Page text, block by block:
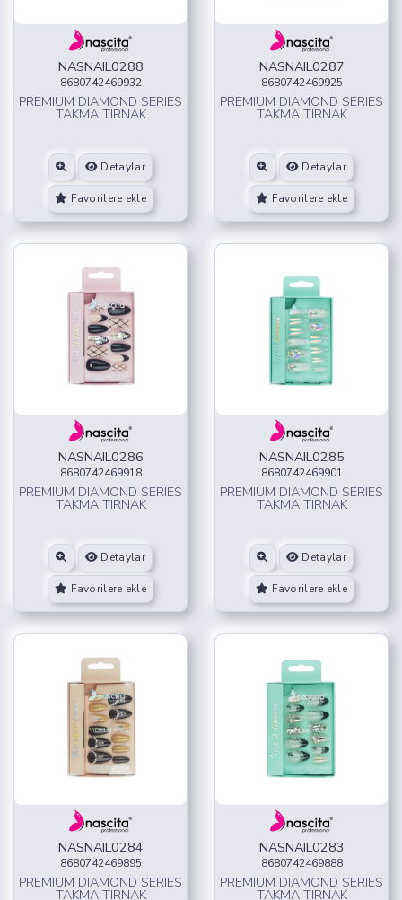
NASNAIL0288
8680742469932
PREMIUM DIAMOND SERIES
TAKMA TIRNAK
Detaylar
Favorilere ekle
NASNAIL0287
8680742469925
PREMIUM DIAMOND SERIES
TAKMA TIRNAK
Detaylar
Favorilere ekle
NASNAIL0286
8680742469918
PREMIUM DIAMOND SERIES
TAKMA TIRNAK
Detaylar
Favorilere ekle
NASNAIL0285
8680742469901
PREMIUM DIAMOND SERIES
TAKMA TIRNAK
Detaylar
Favorilere ekle
NASNAIL0284
8680742469895
PREMIUM DIAMOND SERIES
TAKMA TIRNAK
NASNAIL0283
8680742469888
PREMIUM DIAMOND SERIES
TAKMA TIRNAK